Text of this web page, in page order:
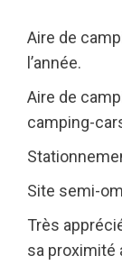
Aire de
l’année.
Aire de
camping-
Site semi-
Très
sa proximité